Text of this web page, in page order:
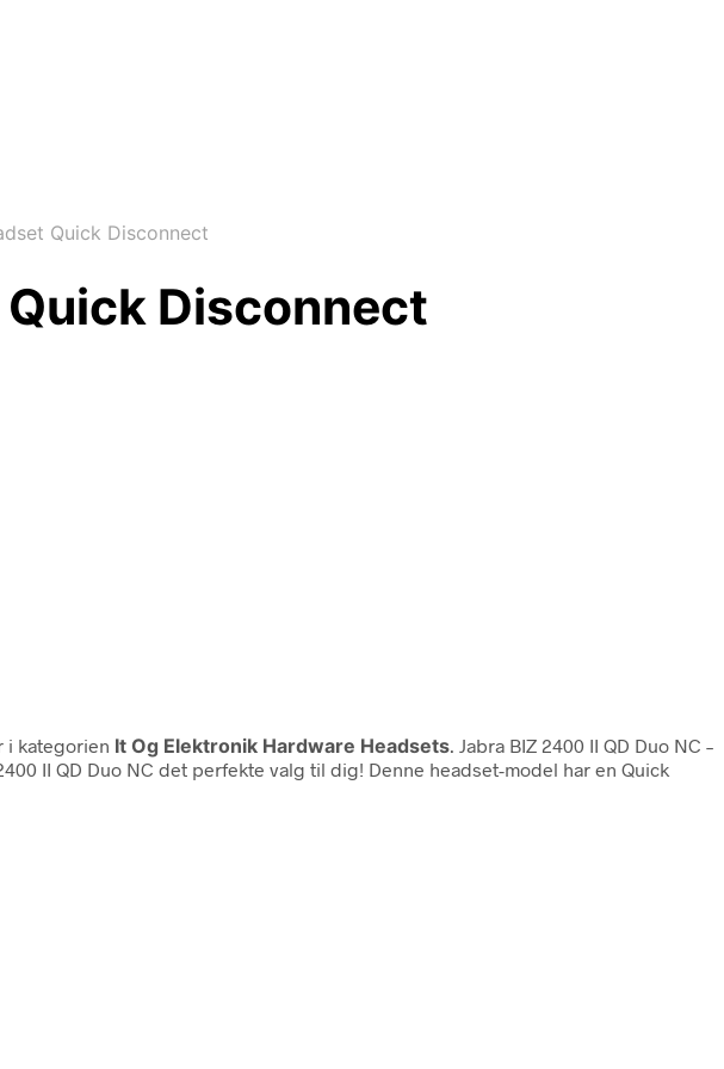
Quick Disconnect
Disconnect
i kategorien It Og Elektronik Hardware Headsets . Jabra BIZ 2400 II QD Duo NC –
II QD Duo NC det perfekte valg til dig! Denne headset-model har en Quick